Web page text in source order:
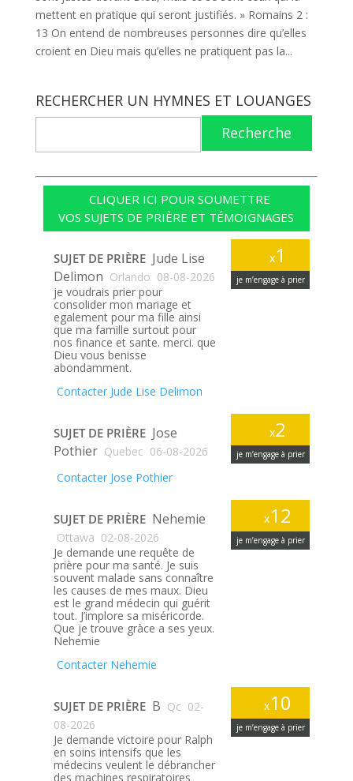
mettent en pratique qui seront justifiés. » Romains 2 :
13 On entend de nombreuses personnes dire qu’elles
croient en Dieu mais qu’elles ne pratiquent pas la...
RECHERCHER UN HYMNES ET LOUANGES
Recherche
CLIQUER ICI POUR SOUMETTRE
VOS SUJETS DE PRIÈRE ET TÉMOIGNAGES
x1
je m’engage à prier
SUJET DE PRIÈRE Jude Lise
Delimon Orlando 08-08-2026
je voudrais prier pour
consolider mon mariage et
egalement pour ma fille ainsi
que ma famille surtout pour
nos finance et sante. merci. que
Dieu vous benisse
abondamment.
Contacter Jude Lise Delimon
x2
je m’engage à prier
SUJET DE PRIÈRE Jose
Pothier Quebec 06-08-2026
Contacter Jose Pothier
x12
je m’engage à prier
SUJET DE PRIÈRE Nehemie
Ottawa 02-08-2026
Je demande une requête de
prière pour ma santé. Je suis
souvent malade sans connaître
les causes de mes maux. Dieu
est le grand médecin qui guérit
tout. J’implore sa miséricorde.
Que je trouve gràce a ses yeux.
Nehemie
Contacter Nehemie
x10
je m’engage à prier
SUJET DE PRIÈRE B Qc 02-
08-2026
Je demande victoire pour Ralph
en soins intensifs que les
médecins veulent le débrancher
des machines respiratoires